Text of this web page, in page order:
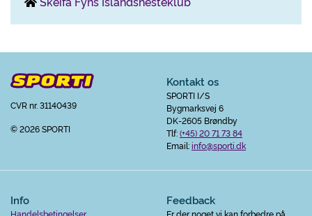
CVR nr. 31140439
© 2026 SPORTI
Kontakt os
SPORTI I/S
Bygmarksvej 6
DK-2605 Brøndby
Tlf:(+45) 20 71 73 84
Email:info@sporti.dk
Info
Handelsbetingelser
Feedback
Er der noget vi kan forbedre på